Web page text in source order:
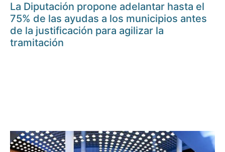
La Diputación propone adelantar hasta el
75% de las ayudas a los municipios antes
de la justificación para agilizar la
tramitación